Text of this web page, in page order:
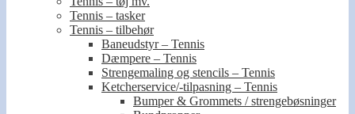
Tennis – tasker
Tennis – tilbehør
Baneudstyr – Tennis
Dæmpere – Tennis
Strengemaling og stencils – Tennis
Ketcherservice/-tilpasning – Tennis
Bumper & Grommets / strengebøsninger